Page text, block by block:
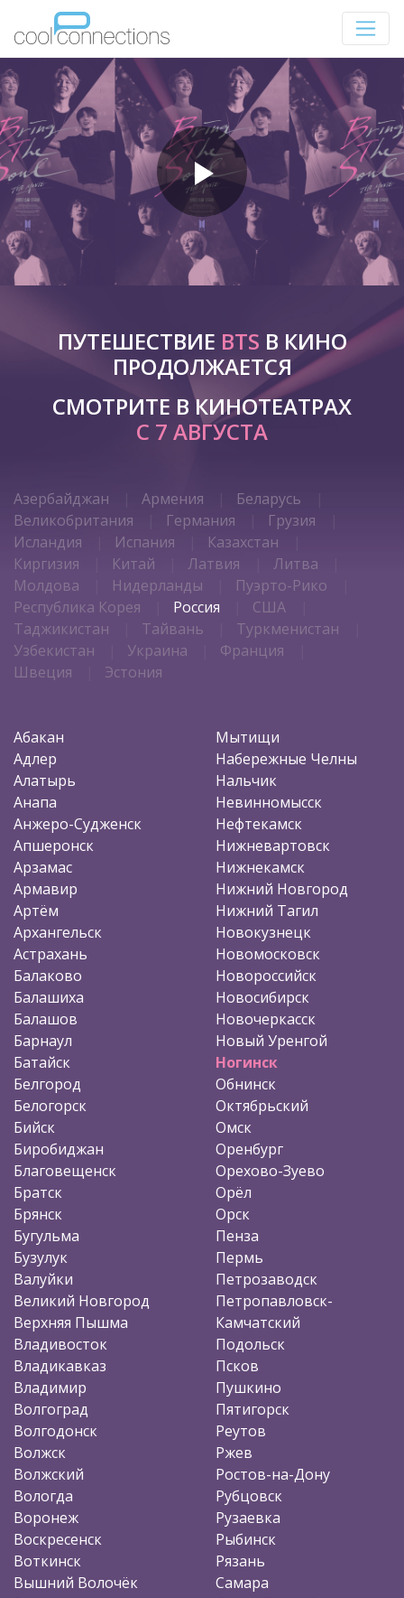
ПУТЕШЕСТВИЕ BTS В КИНО
ПРОДОЛЖАЕТСЯ
СМОТРИТЕ В КИНОТЕАТРАХ
С 7 АВГУСТА
Азербайджан Армения
Беларусь
Великобритания
Германия
Грузия
Исландия
Испания
Казахстан
Киргизия
Китай Латвия
Литва
Молдова
Нидерланды
Пуэрто-Рико
Республика Корея
Россия
США
Таджикистан
Тайвань
Туркменистан
Узбекистан
Украина
Франция
Швеция
Эстония
Абакан
Адлер
Алатырь
Анапа
Анжеро-Судженск
Апшеронск
Арзамас
Армавир
Артём
Архангельск
Астрахань
Балаково
Балашиха
Балашов
Барнаул
Батайск
Белгород
Белогорск
Бийск
Биробиджан
Благовещенск
Братск
Брянск
Бугульма
Бузулук
Валуйки
Великий Новгород
Верхняя Пышма
Владивосток
Владикавказ
Владимир
Волгоград
Волгодонск
Волжск
Волжский
Вологда
Воронеж
Воскресенск
Воткинск
Вышний Волочёк
Мытищи
Набережные Челны
Нальчик
Невинномысск
Нефтекамск
Нижневартовск
Нижнекамск
Нижний Новгород
Нижний Тагил
Новокузнецк
Новомосковск
Новороссийск
Новосибирск
Новочеркасск
Новый Уренгой
Ногинск
Обнинск
Октябрьский
Омск
Оренбург
Орехово-Зуево
Орёл
Орск
Пенза
Пермь
Петрозаводск
Петропавловск-
Камчатский
Подольск
Псков
Пушкино
Пятигорск
Реутов
Ржев
Ростов-на-Дону
Рубцовск
Рузаевка
Рыбинск
Рязань
Самара